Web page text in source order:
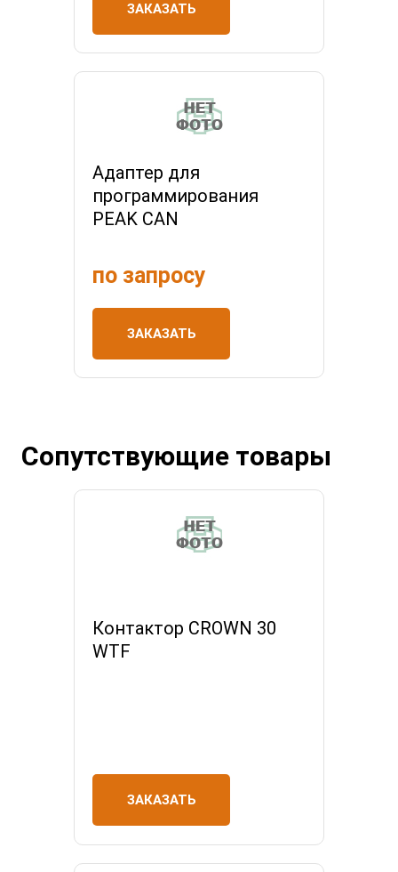
ЗАКАЗАТЬ
Адаптер для
программирования
PEAK CAN
по запросу
ЗАКАЗАТЬ
Сопутствующие товары
Контактор CROWN 30
WTF
ЗАКАЗАТЬ